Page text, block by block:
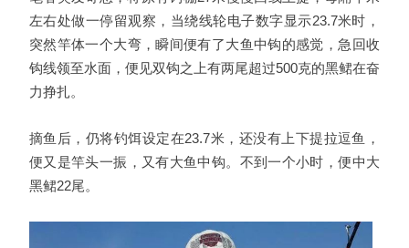
左右处做一停留观察，当绕线轮电子数字显示23.7米时，
突然竿体一个大弯，瞬间便有了大鱼中钩的感觉，急回收
钩线领至水面，便见双钩之上有两尾超过500克的黑鲪在奋
力挣扎。
摘鱼后，仍将钓饵设定在23.7米，还没有上下提拉逗鱼，
便又是竿头一振，又有大鱼中钩。不到一个小时，便中大
黑鲪22尾。